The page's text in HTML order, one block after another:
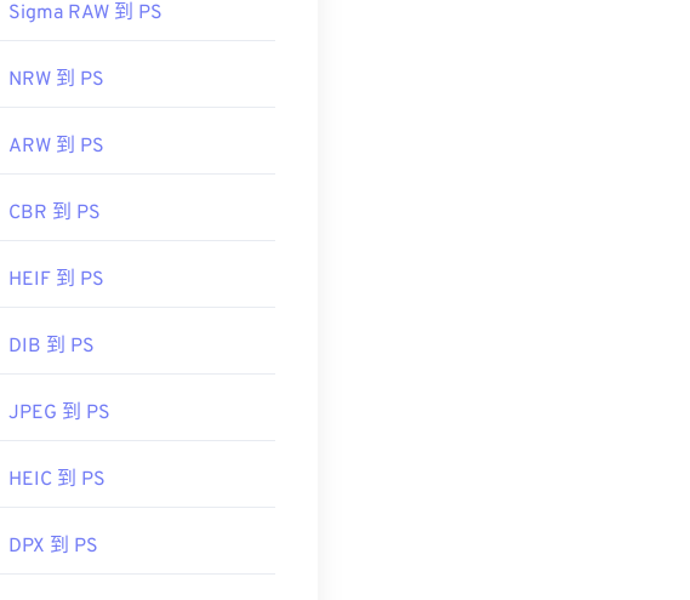
Sigma RAW 到 PS
NRW 到 PS
ARW 到 PS
CBR 到 PS
HEIF 到 PS
DIB 到 PS
JPEG 到 PS
HEIC 到 PS
DPX 到 PS